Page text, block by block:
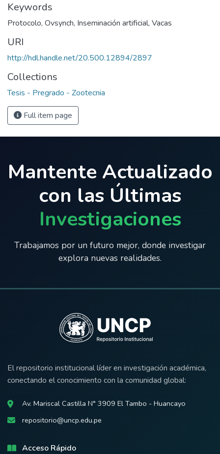
Keywords
Protocolo, Ovsynch, Inseminación artificial, Vacas
URI
http://hdl.handle.net/20.500.12894/2897
Collections
Tesis - Pregrado - Zootecnia
Full item page
Mantente Actualizado
con las Últimas
Investigaciones
Trabajamos por un futuro mejor, donde investigar
explora nuevas realidades.
El repositorio institucional líder en investigación académica,
conectando el conocimiento con la comunidad global:
Av. Mariscal Castilla N° 3909 El Tambo - Huancayo
repositorio@uncp.edu.pe
Acceso Rápido